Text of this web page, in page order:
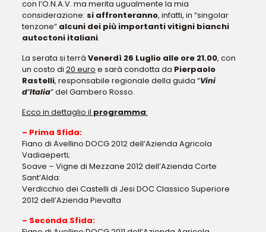
con l’O.N.A.V. ma merita ugualmente la mia
considerazione: si affronteranno, infatti, in “singolar
tenzone” alcuni dei più importanti vitigni bianchi
autoctoni italiani.
La serata si terrà Venerdì 26 Luglio alle ore 21.00, con
un costo di 20 euro e sarà condotta da Pierpaolo
Rastelli, responsabile regionale della guida “Vini
d’Italia” del Gambero Rosso.
Ecco in dettaglio il programma:
– Prima Sfida:
Fiano di Avellino DOCG 2012 dell’Azienda Agricola
Vadiaeperti;
Soave – Vigne di Mezzane 2012 dell’Azienda Corte
Sant’Alda:
Verdicchio dei Castelli di Jesi DOC Classico Superiore
2012 dell’Azienda Pievalta
– Seconda Sfida: